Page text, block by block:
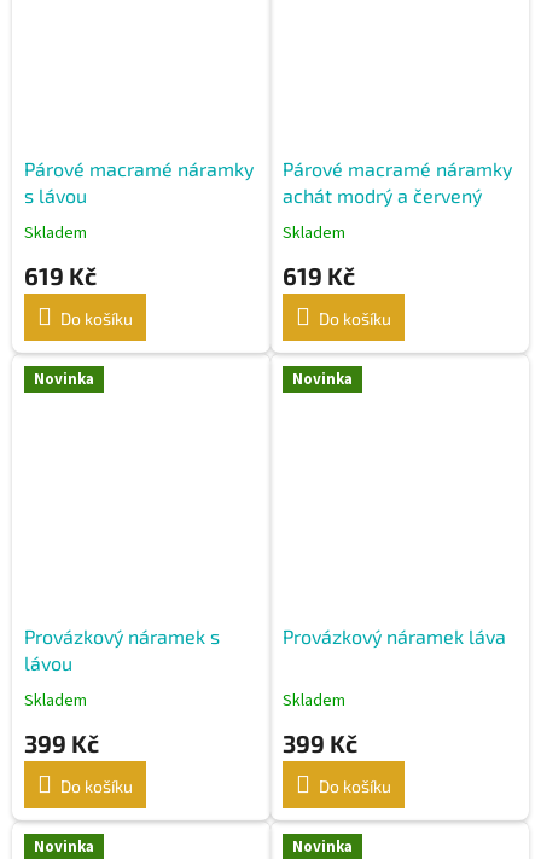
Párové macramé náramky
s lávou
Skladem
619 Kč
Do košíku
Párové macramé náramky
achát modrý a červený
Skladem
619 Kč
Do košíku
Novinka
Provázkový náramek s
lávou
Skladem
399 Kč
Do košíku
Novinka
Provázkový náramek láva
Skladem
399 Kč
Do košíku
Novinka Novinka